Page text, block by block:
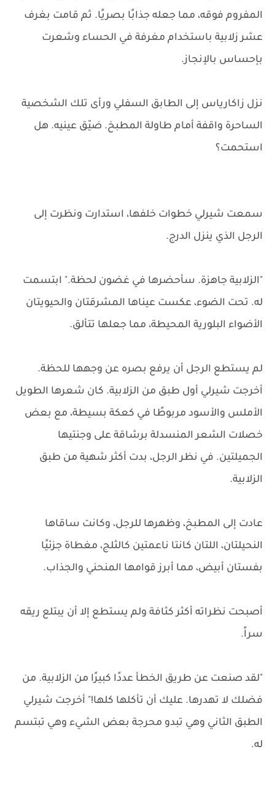
المفروم فوقه، مما جعله جذابًا بصريًا. ثم قامت بغرف
عشر زلابية باستخدام مغرفة في الحساء وشعرت
بإحساس بالإنجاز.
نزل زاكارياس إلى الطابق السفلي ورأى تلك الشخصية
الساحرة واقفة أمام طاولة المطبخ. ضيّق عينيه. هل
استحمت؟
سمعت شيرلي خطوات خلفها، استدارت ونظرت إلى
الرجل الذي ينزل الدرج.
"الزلابية جاهزة. سأحضرها في غضون لحظة." ابتسمت
له. تحت الضوء، عكست عيناها المشرقتان والحيويتان
الأضواء البلورية المحيطة، مما جعلها تتألق.
لم يستطع الرجل أن يرفع بصره عن وجهها للحظة.
أخرجت شيرلي أول طبق من الزلابية. كان شعرها الطويل
الأملس والأسود مربوطًا في كعكة بسيطة، مع بعض
خصلات الشعر المنسدلة برشاقة على وجنتيها
الجميلتين. في نظر الرجل، بدت أكثر شهية من طبق
الزلابية.
عادت إلى المطبخ، وظهرها للرجل، وكانت ساقاها
النحيلتان، اللتان كانتا ناعمتين كالثلج، مغطاة جزئيًا
بفستان أبيض، مما أبرز قوامها المنحني والجذاب.
أصبحت نظراته أكثر كثافة ولم يستطع إلا أن يبتلع ريقه
سراً.
"لقد صنعت عن طريق الخطأ عددًا كبيرًا من الزلابية. من
فضلك لا تهدرها. عليك أن تأكلها كلها!" أخرجت شيرلي
الطبق الثاني وهي تبدو محرجة بعض الشيء وهي تبتسم
له.